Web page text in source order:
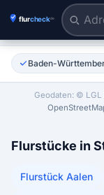
Baden-
Geodaten: © LGL
Flurstücke in
Flurstück Aalen